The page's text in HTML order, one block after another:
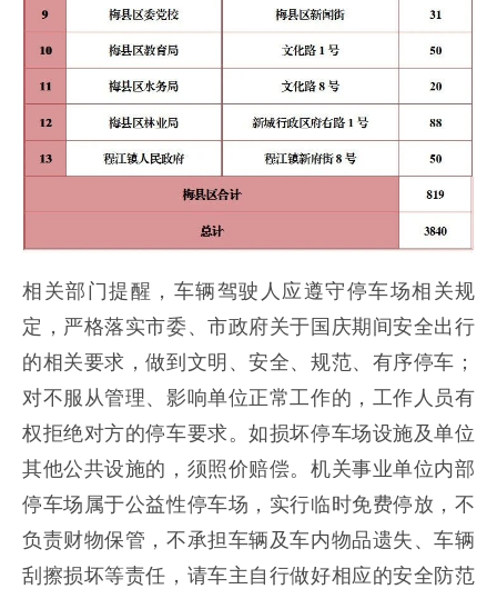
相关部门提醒，车辆驾驶人应遵守停车场相关规
定，严格落实市委、市政府关于国庆期间安全出行
的相关要求，做到文明、安全、规范、有序停车；
对不服从管理、影响单位正常工作的，工作人员有
权拒绝对方的停车要求。如损坏停车场设施及单位
其他公共设施的，须照价赔偿。机关事业单位内部
停车场属于公益性停车场，实行临时免费停放，不
负责财物保管，不承担车辆及车内物品遗失、车辆
刮擦损坏等责任，请车主自行做好相应的安全防范